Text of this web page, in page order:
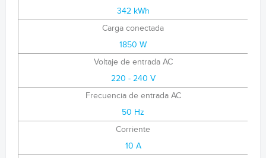
342 kWh
Carga conectada
1850 W
Voltaje de entrada AC
220 - 240 V
Frecuencia de entrada AC
50 Hz
Corriente
10 A